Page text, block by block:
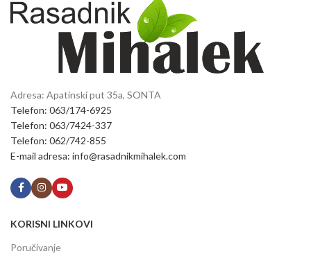
Adresa: Apatinski put 35a, SONTA
Telefon: 063/174-6925
Telefon: 063/7424-337
Telefon: 062/742-855
E-mail adresa: info@rasadnikmihalek.com
KORISNI LINKOVI
Poručivanje